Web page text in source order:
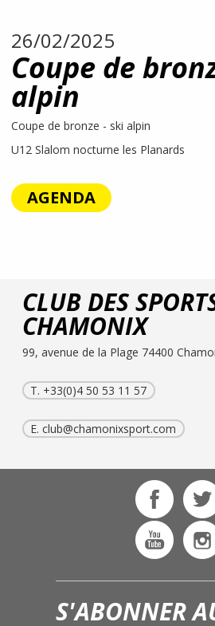
26/02/2025
Coupe de
alpin
Coupe de bronze - ski alpin
U12 Slalom nocturne les Planards
AGENDA
CLUB DES
CHAMONIX
99, avenue de la Plage 74400
T. +33(0)4 50 53 11 57
E.club@chamonixsport.com
S'ABONNER